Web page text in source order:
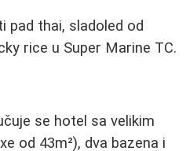
pad thai, sladoled od
rice u Super Marine TC.
se hotel sa velikim
od 43m²), dva bazena i